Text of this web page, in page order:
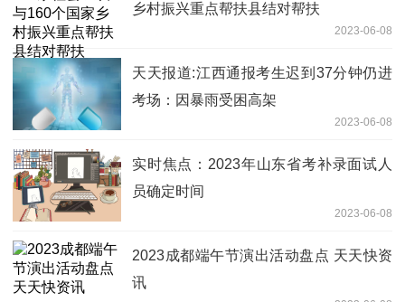
乡村振兴重点帮扶县结对帮扶
2023-06-08
天天报道:江西通报考生迟到37分钟仍进
考场：因暴雨受困高架
2023-06-08
实时焦点：2023年山东省考补录面试人
员确定时间
2023-06-08
2023成都端午节演出活动盘点 天天快资
讯